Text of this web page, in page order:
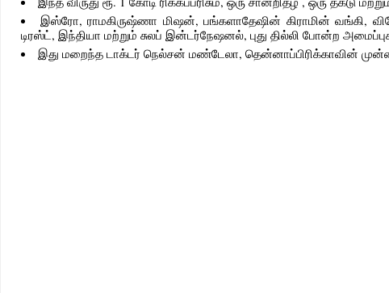
இஸ்ரோ, ராமகிருஷ்ணா மிஷன், பங்களாதேஷின் கிராமின் வங்கி,
டிரஸ்ட், இந்தியா மற்றும் சுலப் இன்டர்நேஷனல், புது தில்லி போன்ற
இது மறைந்த டாக்டர் நெல்சன் மண்டேலா, தென்னாப்பிரிக்காவின்